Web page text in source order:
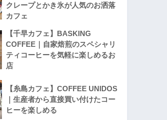
クレープとかき氷が人気のお洒落
カフェ
【千早カフェ】BASKING
COFFEE｜自家焙煎のスペシャリ
ティコーヒーを気軽に楽しめるお
店
【糸島カフェ】COFFEE UNIDOS
｜生産者から直接買い付けたコー
ヒーを楽しめる